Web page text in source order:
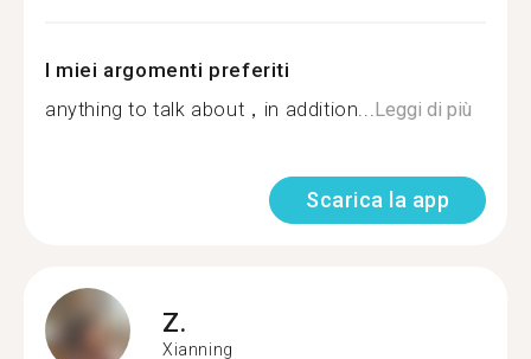
I miei argomenti preferiti
anything to talk about，in addition...Leggi di più
Scarica la app
Z.
Xianning